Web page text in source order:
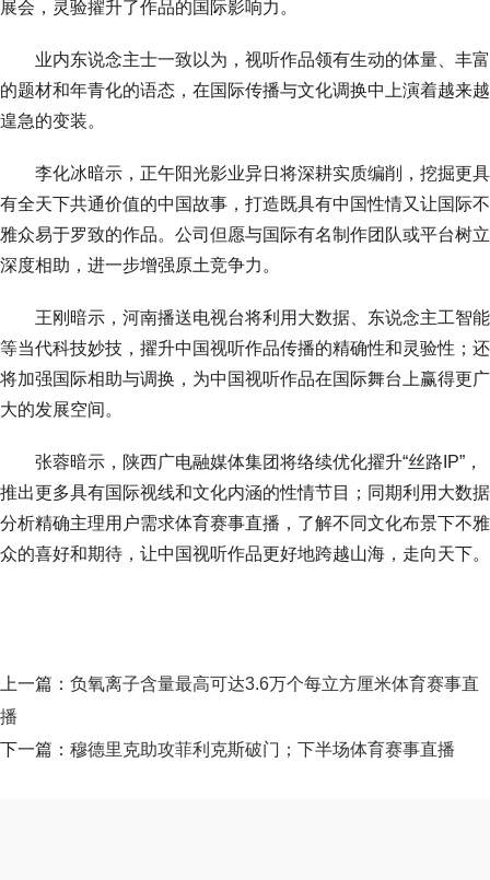
展会，灵验擢升了作品的国际影响力。
业内东说念主士一致以为，视听作品领有生动的体量、丰富
的题材和年青化的语态，在国际传播与文化调换中上演着越来越
遑急的变装。
李化冰暗示，正午阳光影业异日将深耕实质编削，挖掘更具
有全天下共通价值的中国故事，打造既具有中国性情又让国际不
雅众易于罗致的作品。公司但愿与国际有名制作团队或平台树立
深度相助，进一步增强原土竞争力。
王刚暗示，河南播送电视台将利用大数据、东说念主工智能
等当代科技妙技，擢升中国视听作品传播的精确性和灵验性；还
将加强国际相助与调换，为中国视听作品在国际舞台上赢得更广
大的发展空间。
张蓉暗示，陕西广电融媒体集团将络续优化擢升“丝路IP”，
推出更多具有国际视线和文化内涵的性情节目；同期利用大数据
分析精确主理用户需求体育赛事直播，了解不同文化布景下不雅
众的喜好和期待，让中国视听作品更好地跨越山海，走向天下。
上一篇： 负氧离子含量最高可达3.6万个每立方厘米体育赛事直
播
下一篇： 穆德里克助攻菲利克斯破门；下半场体育赛事直播